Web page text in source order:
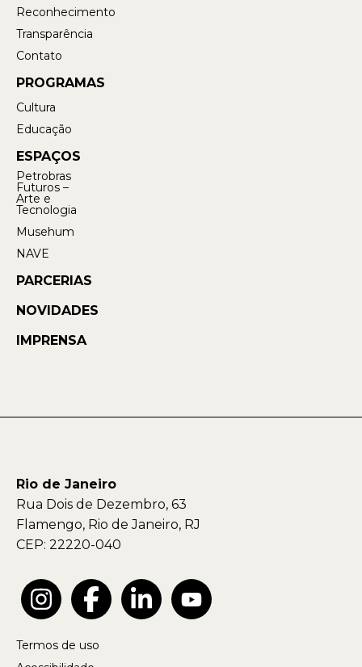
Reconhecimento
Transparência
Contato
PROGRAMAS
Cultura
Educação
ESPAÇOS
Petrobras
Futuros –
Arte e
Tecnologia
Musehum
NAVE
PARCERIAS
NOVIDADES
IMPRENSA
Rio de Janeiro
Rua Dois de Dezembro, 63
Flamengo, Rio de Janeiro, RJ
CEP: 22220-040
Termos de uso